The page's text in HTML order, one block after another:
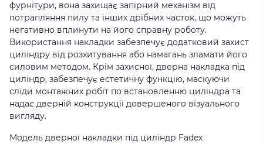
фурнітури, вона захищає запірний механізм від
потрапляння пилу та інших дрібних часток, що можуть
негативно вплинути на його справну роботу.
Використання накладки забезпечує додатковий захист
циліндру від розхитування або намагань зламати його
силовим методом. Крім захисної, дверна накладка під
циліндр, забезпечує естетичну функцію, маскуючи
сліди монтажних робіт по встановленню циліндра та
надає дверній конструкції довершеного візуального
вигляду.
Модель дверної накладки під циліндр Fadex